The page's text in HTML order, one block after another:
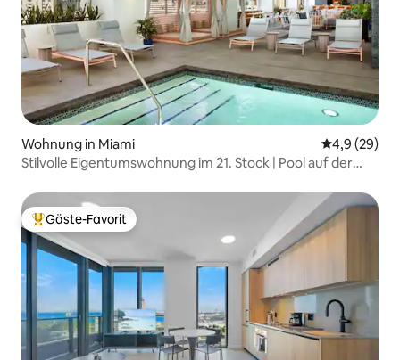
Wohnung in Miami
4,9 (29)
Stilvolle Eigentumswohnung im 21. Stock | Pool auf der
Beliebter Gäste-Favorit.
Gäste-Favorit